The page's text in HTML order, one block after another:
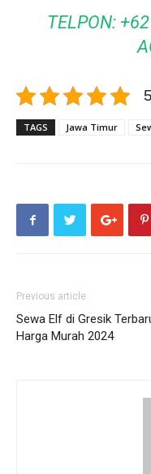
TELPON:
TAGS Jawa Timur
Previous article
Sewa Elf di Gresik
Harga Murah 2024